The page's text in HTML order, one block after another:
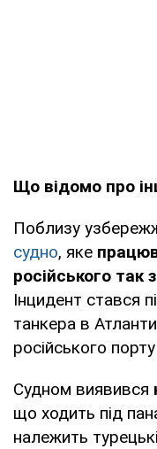
Що відомо про
Поблизу
судно, яке
російського так
Інцидент стався
танкера в
російського
Судном виявився
що ходить під
належить